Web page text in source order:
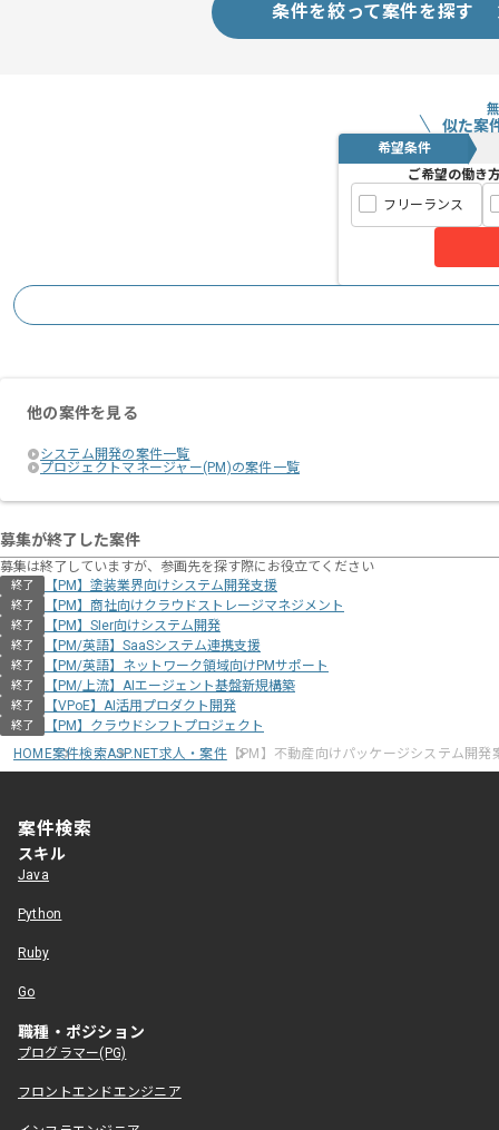
条件を絞って案件を探す
似た案
希望条件
ご希望の働き
フリーランス
他の案件を見る
システム開発の案件一覧
プロジェクトマネージャー(PM)の案件一覧
募集が終了した案件
募集は終了していますが、参画先を探す際にお役立てください
終了 【PM】塗装業界向けシステム開発支援
終了 【PM】商社向けクラウドストレージマネジメント
終了 【PM】SIer向けシステム開発
終了 【PM/英語】SaaSシステム連携支援
終了 【PM/英語】ネットワーク領域向けPMサポート
終了 【PM/上流】AIエージェント基盤新規構築
終了 【VPoE】AI活用プロダクト開発
終了
【PM】クラウドシフトプロジェクト
HOME案件検索ASP.NET求人・案件【PM】不動産向けパッケージシステム開発
案件検索
スキル
Java
Python
Ruby
Go
職種・ポジション
プログラマー(PG)
フロントエンドエンジニア